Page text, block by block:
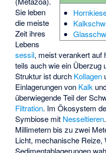
Sie leben
die meiste
Zeit ihres
Lebens
sessil, meist verankert auf
teils auch wie ein Überzug
Struktur ist durch Kollagen
Einlagerungen von Kalk
überwiegende Teil der
Filtration. Im Ökosystem
Symbiose mit Nesseltieren.
Millimetern bis zu zwei
Licht, mechanische Reize,